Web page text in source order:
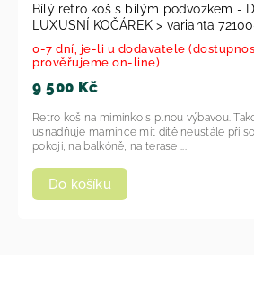
Bílý retro koš s bílým podvozkem -
LUXUSNÍ KOČÁREK > varianta
0-7 dní, je-li u dodavatele
prověřujeme on-line)
9 500 Kč
Do košíku
Retro koš na miminko s plnou výbavou.
usnadňuje mamince mít dítě neustále při
pokoji, na balkóně, na terase ...